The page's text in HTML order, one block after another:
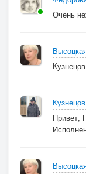
Очень
Привет,